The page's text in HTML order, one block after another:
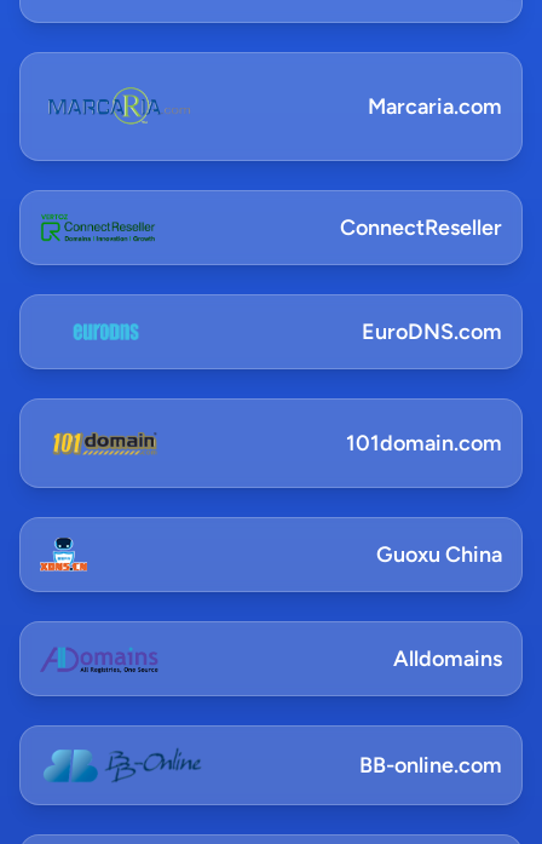
Marcaria.com
ConnectReseller
EuroDNS.com
101domain.com
Guoxu China
Alldomains
BB-online.com